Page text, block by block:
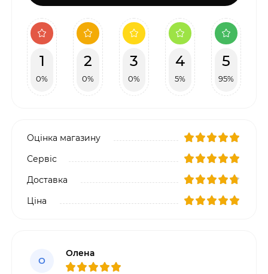
1
0%
2
0%
3
0%
4
5%
5
95%
Оцінка магазину
Сервіс
Доставка
Ціна
О
Олена